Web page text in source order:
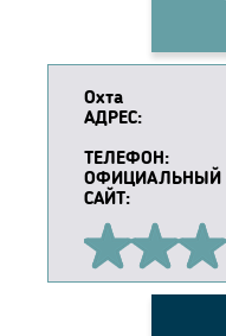
Охта
АДРЕС:
ТЕЛЕФОН:
ОФИЦИАЛЬНЫЙ
САЙТ: